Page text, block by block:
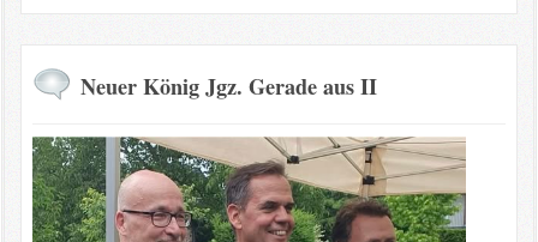
Neuer König Jgz. Gerade aus II